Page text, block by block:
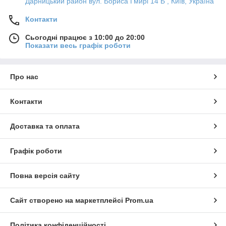
Контакти
Сьогодні працює з 10:00 до 20:00
Показати весь графік роботи
Про нас
Контакти
Доставка та оплата
Графік роботи
Повна версія сайту
Сайт створено на маркетплейсі Prom.ua